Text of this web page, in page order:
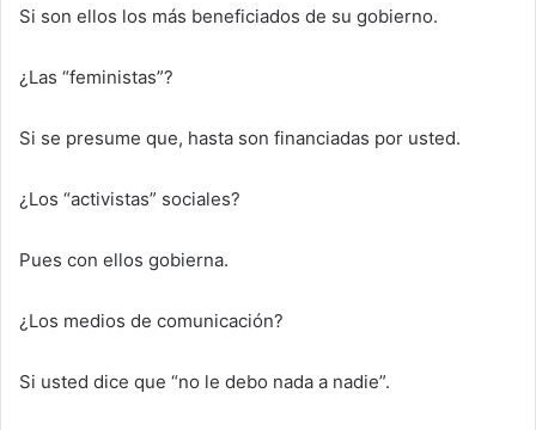
Si son ellos los más beneficiados de su gobierno.
¿Las “feministas”?
Si se presume que, hasta son financiadas por usted.
¿Los “activistas” sociales?
Pues con ellos gobierna.
¿Los medios de comunicación?
Si usted dice que “no le debo nada a nadie”.